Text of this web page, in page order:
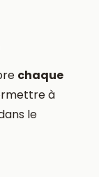
chaque
à
le